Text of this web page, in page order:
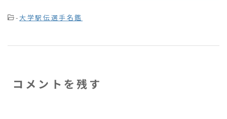
-大学駅伝選手名鑑
コメントを残す